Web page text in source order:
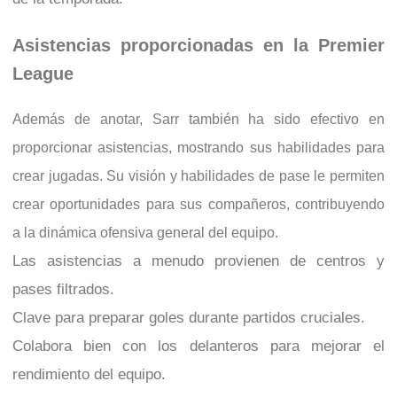
Asistencias proporcionadas en la Premier
League
Además de anotar, Sarr también ha sido efectivo en
proporcionar asistencias, mostrando sus habilidades para
crear jugadas. Su visión y habilidades de pase le permiten
crear oportunidades para sus compañeros, contribuyendo
a la dinámica ofensiva general del equipo.
Las asistencias a menudo provienen de centros y
pases filtrados.
Clave para preparar goles durante partidos cruciales.
Colabora bien con los delanteros para mejorar el
rendimiento del equipo.